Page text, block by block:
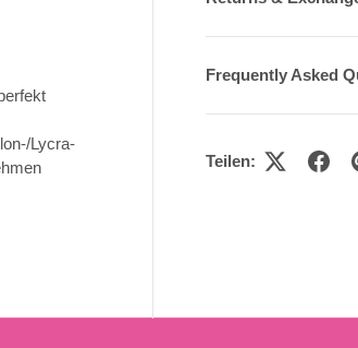
Frequently Asked
Teilen:
Lycra-